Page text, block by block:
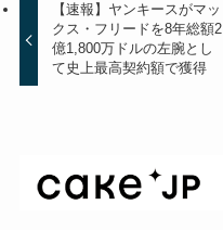
【速報】ヤンキースがマッ
クス・フリードを8年総額2
億1,800万ドルの左腕とし
て史上最高契約額で獲得